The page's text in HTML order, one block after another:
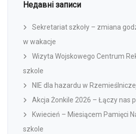
Недавні записи
Sekretariat szkoły – zmiana
w wakacje
Wizyta Wojskowego Centrum
szkole
NIE dla hazardu w
Akcja Żonkile 2026 – Łączy nas
Kwiecień – Miesiącem Pamięci
szkole